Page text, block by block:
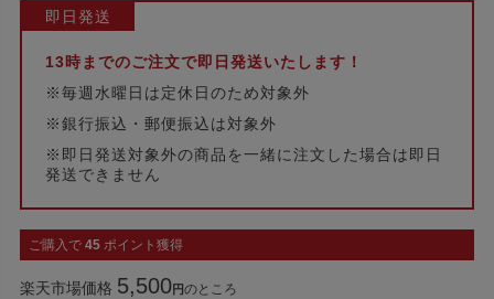
即日発送
13時までのご注文で即日発送いたします！
※毎週水曜日は定休日のため対象外
※銀行振込・郵便振込は対象外
※即日発送対象外の商品を一緒に注文した場合は即日
発送できません
ご購入で 45 ポイント獲得
楽天市場価格 5,500 のところ